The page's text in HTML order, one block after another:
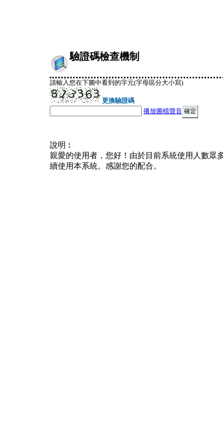
驗證碼檢查機制
請輸入您在下圖中看到的字元(字母區分大小寫)
更換驗證碼
播放圖檔聲音
說明︰
親愛的使用者，您好！由於目前系統使用人數眾
續使用本系統。感謝您的配合。